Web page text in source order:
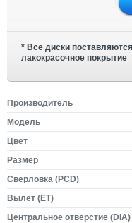
* Все диски
лакокрасочное покрытие
Производитель
Модель
Цвет
Размер
Сверловка (PCD)
Вылет (ET)
Центральное отверстие (DIA)